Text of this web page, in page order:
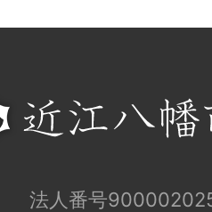
法人番号